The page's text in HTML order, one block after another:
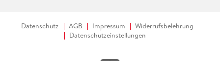
Datenschutz AGB Impressum
Widerrufsbelehrung
Datenschutzeinstellungen